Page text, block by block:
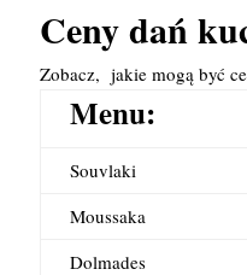
Ceny dań
Zobacz, jakie mogą być
Menu:
Souvlaki
Moussaka
Dolmades